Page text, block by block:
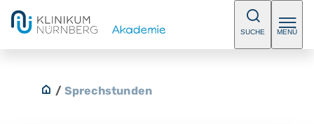
SUCHE MENÜ
/ Sprechstunden